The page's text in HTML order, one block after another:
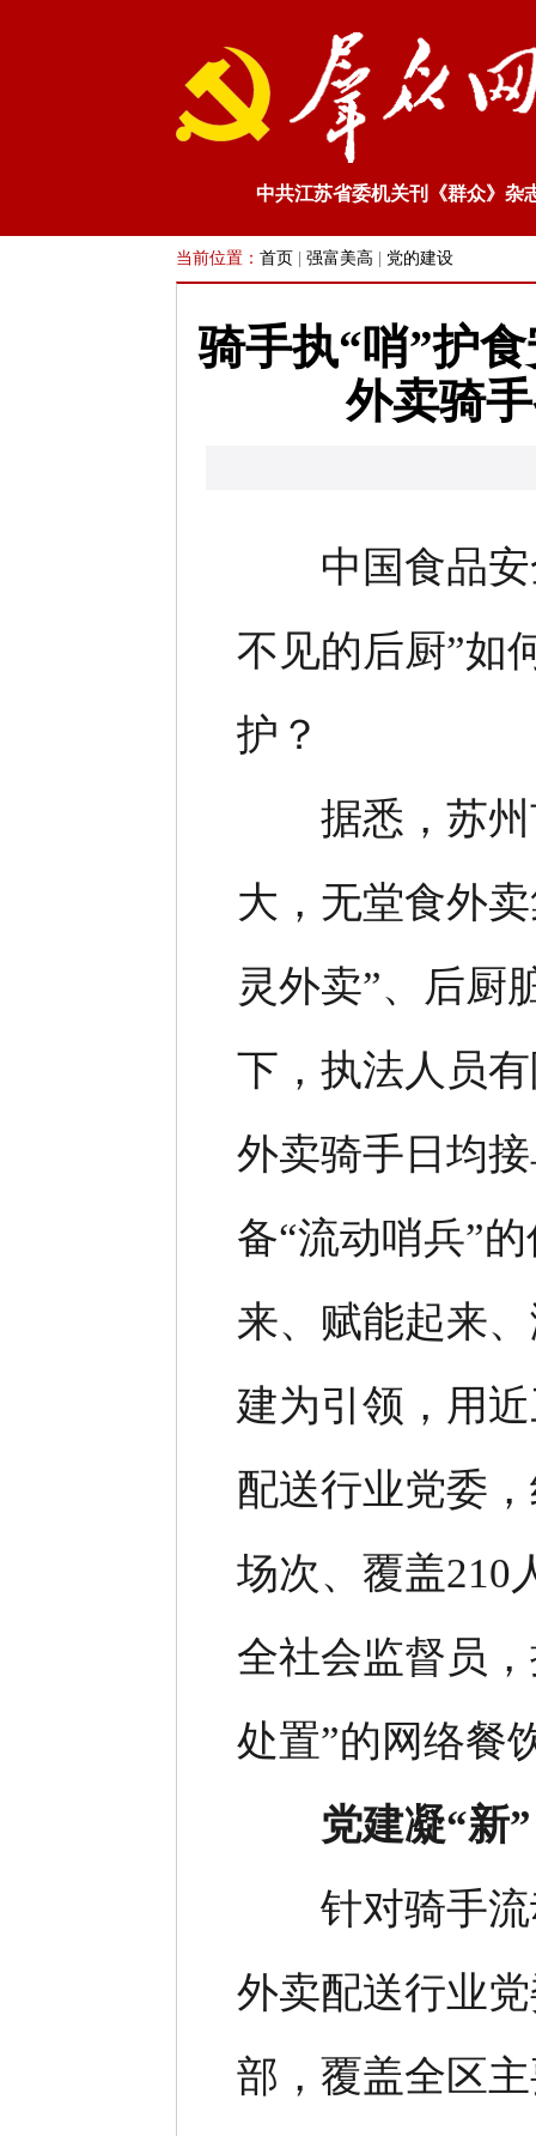
中共江苏省委机关刊《群众》杂
当前位置： 首页 强富美高 党的建设
骑手执“哨”护
外卖骑
中国食品安
不见的后厨”如
护？
据悉，苏州
大，无堂食外
灵外卖”、后厨
下，执法人员
外卖骑手日均
备“流动哨兵”
来、赋能起来
建为引领，用
配送行业党委
场次、覆盖210
全社会监督员
处置”的网络餐
党建凝“新”
针对骑手流
外卖配送行业
部，覆盖全区